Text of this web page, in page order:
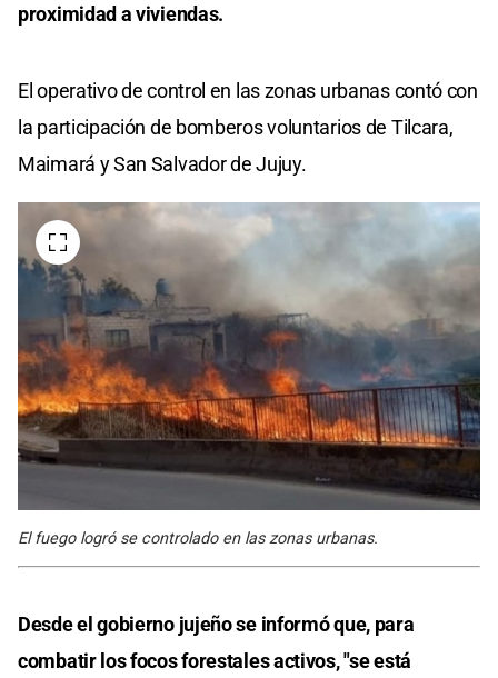
proximidad a viviendas.
El operativo de control en las zonas urbanas contó con
la participación de bomberos voluntarios de Tilcara,
Maimará y San Salvador de Jujuy.
El fuego logró se controlado en las zonas urbanas.
Desde el gobierno jujeño se informó que, para
combatir los focos forestales activos, "se está